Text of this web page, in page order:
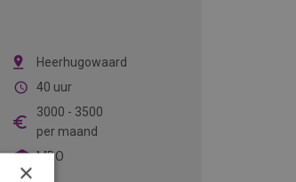
Heerhugowaard
40 uur
3000 - 3500
per maand
MBO
×